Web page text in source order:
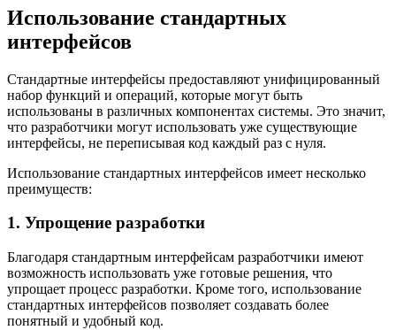
Использование стандартных
интерфейсов
Стандартные интерфейсы предоставляют унифицированный
набор функций и операций, которые могут быть
использованы в различных компонентах системы. Это значит,
что разработчики могут использовать уже существующие
интерфейсы, не переписывая код каждый раз с нуля.
Использование стандартных интерфейсов имеет несколько
преимуществ:
1. Упрощение разработки
Благодаря стандартным интерфейсам разработчики имеют
возможность использовать уже готовые решения, что
упрощает процесс разработки. Кроме того, использование
стандартных интерфейсов позволяет создавать более
понятный и удобный код.